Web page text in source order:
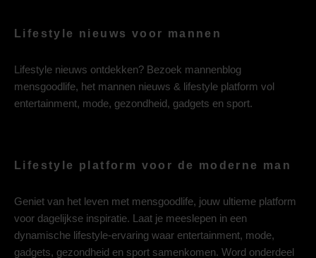
Lifestyle nieuws voor mannen
Lifestyle nieuws ontdekken? Bezoek mannenblog
mensgoodlife, het mannen nieuws & lifestyle platform vol
entertainment, mode, gezondheid, gadgets en sport.
Lifestyle platform voor de moderne man
Geniet van het leven met mensgoodlife, jouw ultieme platform
voor dagelijkse inspiratie. Laat je meeslepen in een
dynamische lifestyle-ervaring waar entertainment, mode,
gadgets, gezondheid en sport samenkomen. Word onderdeel